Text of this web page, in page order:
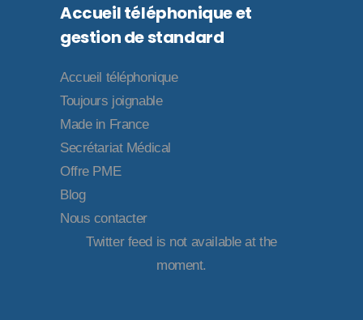
Accueil téléphonique et
gestion de standard
Accueil téléphonique
Toujours joignable
Made in France
Secrétariat Médical
Offre PME
Blog
Nous contacter
Twitter feed is not available at the
moment.